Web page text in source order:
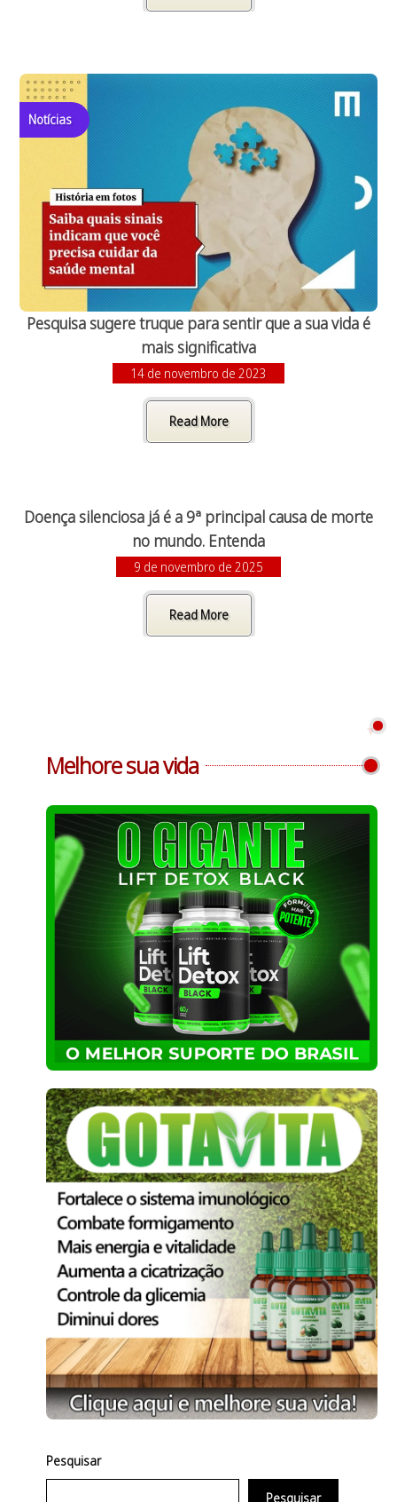
Notícias
Pesquisa sugere truque para sentir que a sua vida é
mais significativa
14 de novembro de 2023
Read More
Doença silenciosa já é a 9ª principal causa de morte
no mundo. Entenda
9 de novembro de 2025
Read More
Melhore sua vida
Pesquisar
Pesquisar